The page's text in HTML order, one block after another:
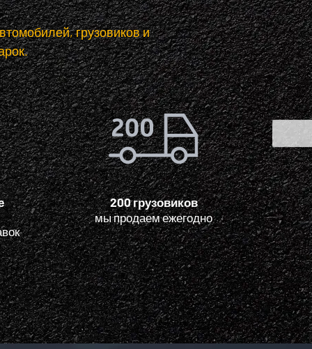
грузовиков и
200 грузовиков
мы продаем ежегодно